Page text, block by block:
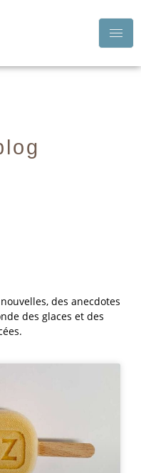
des anecdotes
des glaces et des